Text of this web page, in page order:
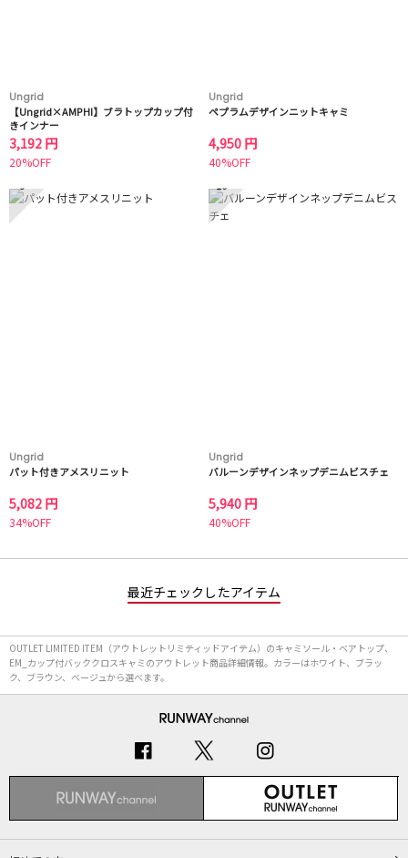
Ungrid
【Ungrid×AMPHI】ブラトップカップ付
きインナー
3,192 円
20%OFF
Ungrid
ペプラムデザインニットキャミ
4,950 円
40%OFF
9
Ungrid
パット付きアメスリニット
5,082 円
34%OFF
10
Ungrid
バルーンデザインネップデニムビスチェ
5,940 円
40%OFF
最近チェックしたアイテム
OUTLET LIMITED ITEM（アウトレットリミティッドアイテム）のキャミソール・ベアトップ、
EM_カップ付バッククロスキャミのアウトレット商品詳細情報。カラーはホワイト、ブラッ
ク、ブラウン、ベージュから選べます。